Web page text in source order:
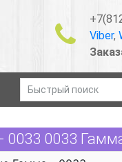
Viber,
0033 0033